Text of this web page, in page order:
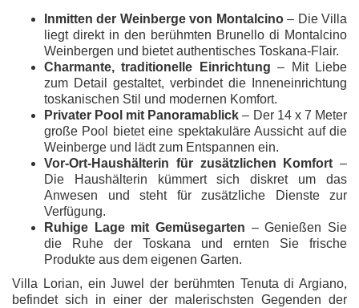
Inmitten der Weinberge von Montalcino– Die Villa
liegt direkt in den berühmten Brunello di Montalcino
Weinbergen und bietet authentisches Toskana-Flair.
Charmante, traditionelle Einrichtung – Mit Liebe
zum Detail gestaltet, verbindet die Inneneinrichtung
toskanischen Stil und modernen Komfort.
Privater Pool mit Panoramablick – Der 14 x 7 Meter
große Pool bietet eine spektakuläre Aussicht auf die
Weinberge und lädt zum Entspannen ein.
Vor-Ort-Haushälterin für zusätzlichen Komfort –
Die Haushälterin kümmert sich diskret um das
Anwesen und steht für zusätzliche Dienste zur
Verfügung.
Ruhige Lage mit Gemüsegarten – Genießen Sie
die Ruhe der Toskana und ernten Sie frische
Produkte aus dem eigenen Garten.
Villa Lorian, ein Juwel der berühmten Tenuta di Argiano,
befindet sich in einer der malerischsten Gegenden der